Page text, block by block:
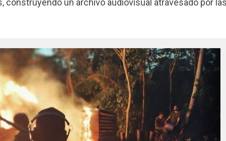
construyendo un archivo audiovisual atravesado por